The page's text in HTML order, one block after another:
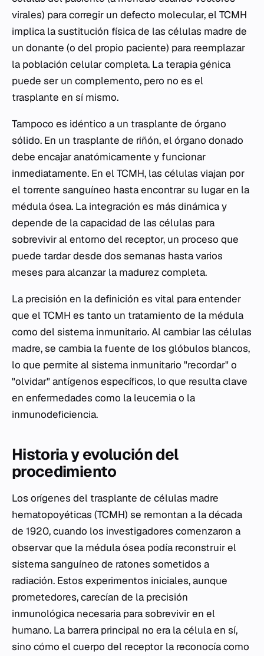
virales) para corregir un defecto molecular, el TCMH
implica la sustitución física de las células madre de
un donante (o del propio paciente) para reemplazar
la población celular completa. La terapia génica
puede ser un complemento, pero no es el
trasplante en sí mismo.
Tampoco es idéntico a un trasplante de órgano
sólido. En un trasplante de riñón, el órgano donado
debe encajar anatómicamente y funcionar
inmediatamente. En el TCMH, las células viajan por
el torrente sanguíneo hasta encontrar su lugar en la
médula ósea. La integración es más dinámica y
depende de la capacidad de las células para
sobrevivir al entorno del receptor, un proceso que
puede tardar desde dos semanas hasta varios
meses para alcanzar la madurez completa.
La precisión en la definición es vital para entender
que el TCMH es tanto un tratamiento de la médula
como del sistema inmunitario. Al cambiar las células
madre, se cambia la fuente de los glóbulos blancos,
lo que permite al sistema inmunitario "recordar" o
"olvidar" antígenos específicos, lo que resulta clave
en enfermedades como la leucemia o la
inmunodeficiencia.
Historia y evolución del
procedimiento
Los orígenes del trasplante de células madre
hematopoyéticas (TCMH) se remontan a la década
de 1920, cuando los investigadores comenzaron a
observar que la médula ósea podía reconstruir el
sistema sanguíneo de ratones sometidos a
radiación. Estos experimentos iniciales, aunque
prometedores, carecían de la precisión
inmunológica necesaria para sobrevivir en el
humano. La barrera principal no era la célula en sí,
sino cómo el cuerpo del receptor la reconocía como